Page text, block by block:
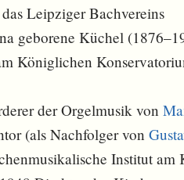
Leipziger Bachvereins
geborene Küchel
Königlichen
der Orgelmusik von
(als Nachfolger von
Institut am